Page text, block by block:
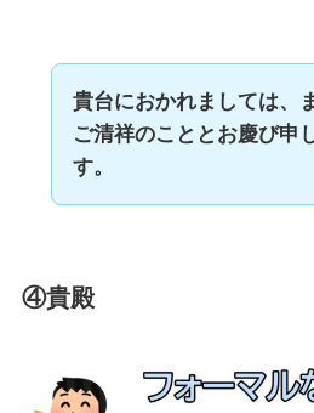
貴台におかれましては、
ご清祥のこととお慶び申
す。
④貴殿